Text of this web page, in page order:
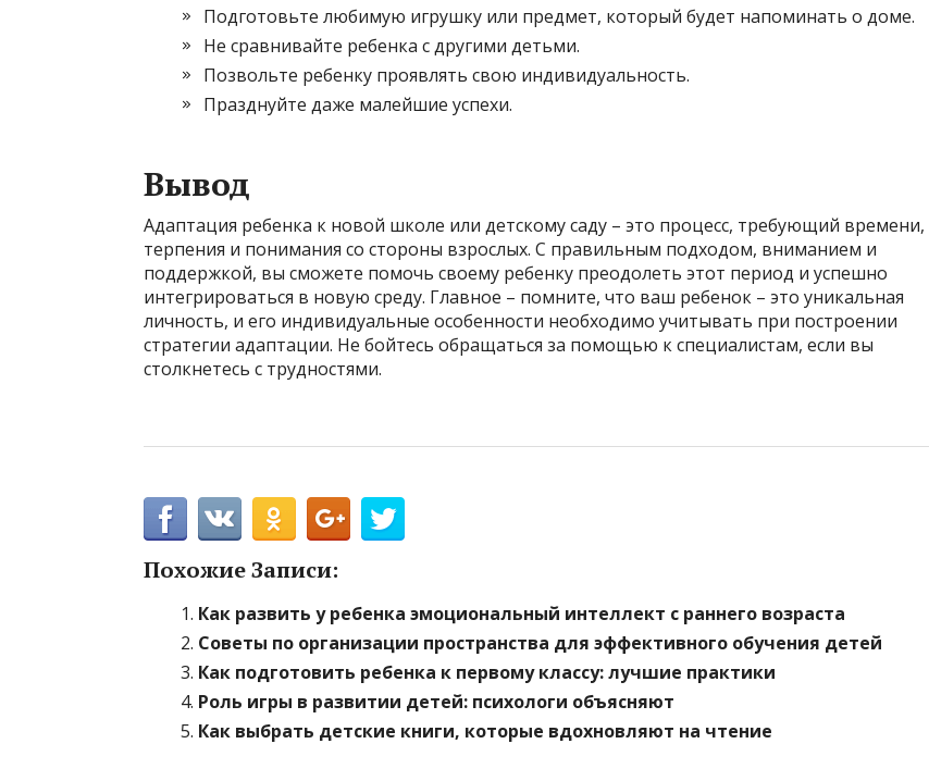
Подготовьте любимую игрушку или предмет, который будет напоминать о доме.
Не сравнивайте ребенка с другими детьми.
Позвольте ребенку проявлять свою индивидуальность.
Празднуйте даже малейшие успехи.
Вывод
Адаптация ребенка к новой школе или детскому саду – это процесс, требующий времени,
терпения и понимания со стороны взрослых. С правильным подходом, вниманием и
поддержкой, вы сможете помочь своему ребенку преодолеть этот период и успешно
интегрироваться в новую среду. Главное – помните, что ваш ребенок – это уникальная
личность, и его индивидуальные особенности необходимо учитывать при построении
стратегии адаптации. Не бойтесь обращаться за помощью к специалистам, если вы
столкнетесь с трудностями.
Похожие Записи:
Как развить у ребенка эмоциональный интеллект с раннего возраста
Советы по организации пространства для эффективного обучения детей
Как подготовить ребенка к первому классу: лучшие практики
Роль игры в развитии детей: психологи объясняют
Как выбрать детские книги, которые вдохновляют на чтение